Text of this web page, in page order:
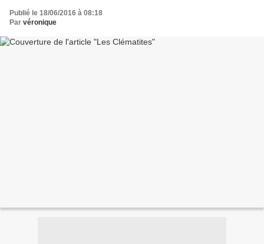
Publié le 18/06/2016 à 08:18
Par véronique